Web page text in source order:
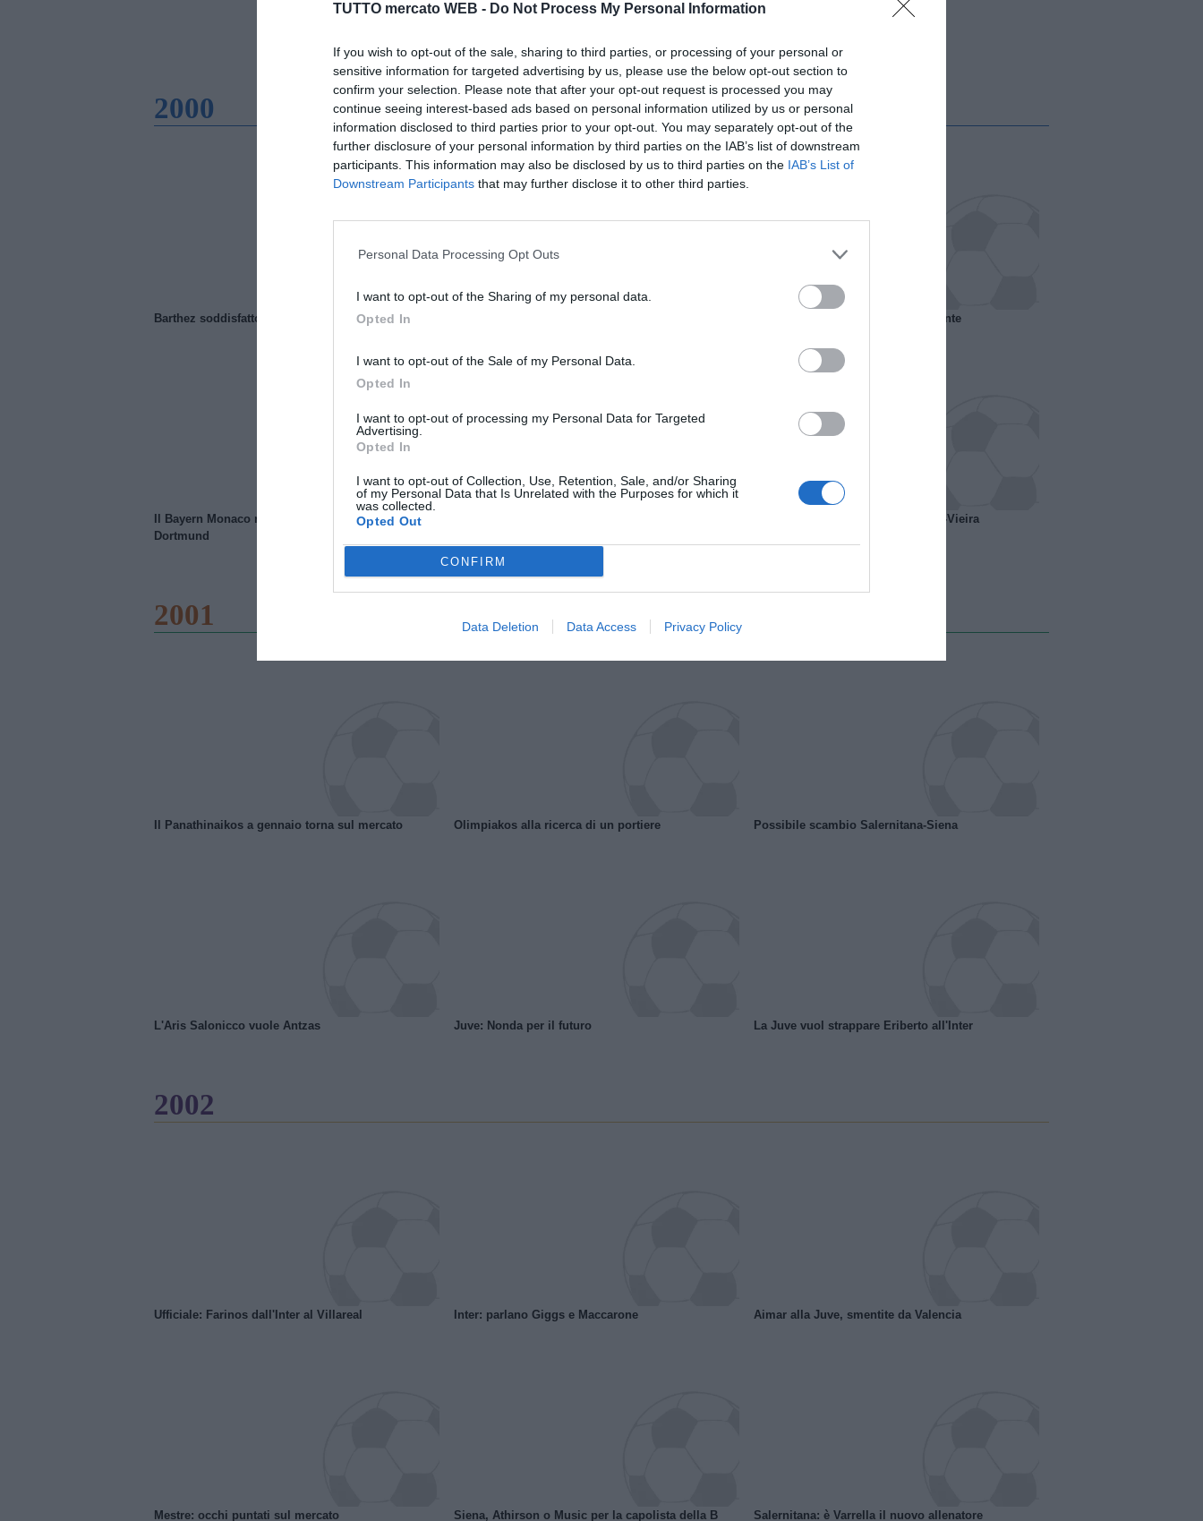
TUTTO mercato WEB - Do Not Process My Personal Information
If you wish to opt-out of the sale, sharing to third parties, or processing of your personal or
sensitive information for targeted advertising by us, please use the below opt-out section to
confirm your selection. Please note that after your opt-out request is processed you may
continue seeing interest-based ads based on personal information utilized by us or personal
information disclosed to third parties prior to your opt-out. You may separately opt-out of the
further disclosure of your personal information by third parties on the IAB’s list of downstream
participants. This information may also be disclosed by us to third parties on the IAB’s List of
Downstream Participants that may further disclose it to other third parties.
Personal Data Processing Opt Outs
I want to opt-out of the Sharing of my personal data.
Opted In
I want to opt-out of the Sale of my Personal Data.
Opted In
I want to opt-out of processing my Personal Data for Targeted
Advertising.
Opted In
I want to opt-out of Collection, Use, Retention, Sale, and/or Sharing
of my Personal Data that Is Unrelated with the Purposes for which it
was collected.
Opted Out
CONFIRM
Data Deletion Data Access Privacy Policy
2000
Barthez soddisfatto del Manchester United Francia, il Marsiglia senza presidente
Il Bayern Monaco ridimensiona il Borussia
Dortmund
A gennaio ipotesi scambio Davids-Vieira
2001
Il Panathinaikos a gennaio torna sul mercato Olimpiakos alla ricerca di un portiere Possibile scambio Salernitana-Siena
L'Aris Salonicco vuole Antzas Juve: Nonda per il futuro La Juve vuol strappare Eriberto all'Inter
2002
Ufficiale: Farinos dall'Inter al Villareal Inter: parlano Giggs e Maccarone Aimar alla Juve, smentite da Valencia
Mestre: occhi puntati sul mercato Siena, Athirson o Music per la capolista della B Salernitana: è Varrella il nuovo allenatore